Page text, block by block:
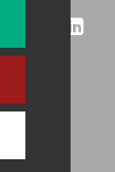
Suivez-nous
Suivez-